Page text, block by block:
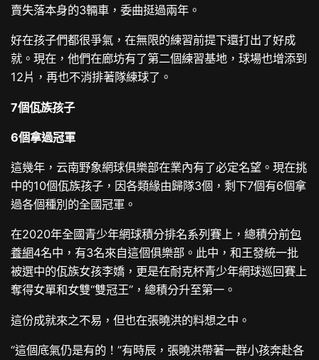
賣失落本身的3輛車，委曲挺過兩年。
好在孩子們都很爭氣，在無限的練習前提下還打出了好成
就。現在，他們在廊坊有了第二個練習基地，球場也增添到
12片，再也不消排著隊練球了。
7個佤族孩子
6個拿過冠軍
這幾年，云南野象網球俱樂部在業內有了必定名望。現在挑
中的10個佤族孩子，因各類緣由歸隊3個，剩下7個有6個拿
過各個種別的全國冠軍。
在2020年全國青少年網球積分排名系列賽上，總積分前包
養網4名中，有3名來自這個俱樂部。此中，和王發統一批
被選中的佤族女孩李嬌，更是在耐克杯青少年網球巡回賽上
奪得女單和女雙“雙冠王”，總積分升至第一。
這份成就來之不易，但也在張曉洪的料想之中。
“這個底氣仍是有的！”有時辰，張曉洪帶著一群小孩奔赴各